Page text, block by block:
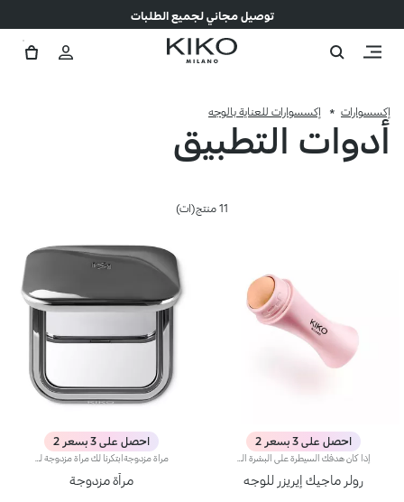
توصيل مجاني لجميع الطلبات
إكسسوارات إكسسوارات للعناية بالوجه
أدوات التطبيق
11 منتج(ات)
احصل على 3 بسعر 2
رولر ماجيك إيريزر للوجه
احصل على 3 بسعر 2
مرآة مزدوجة